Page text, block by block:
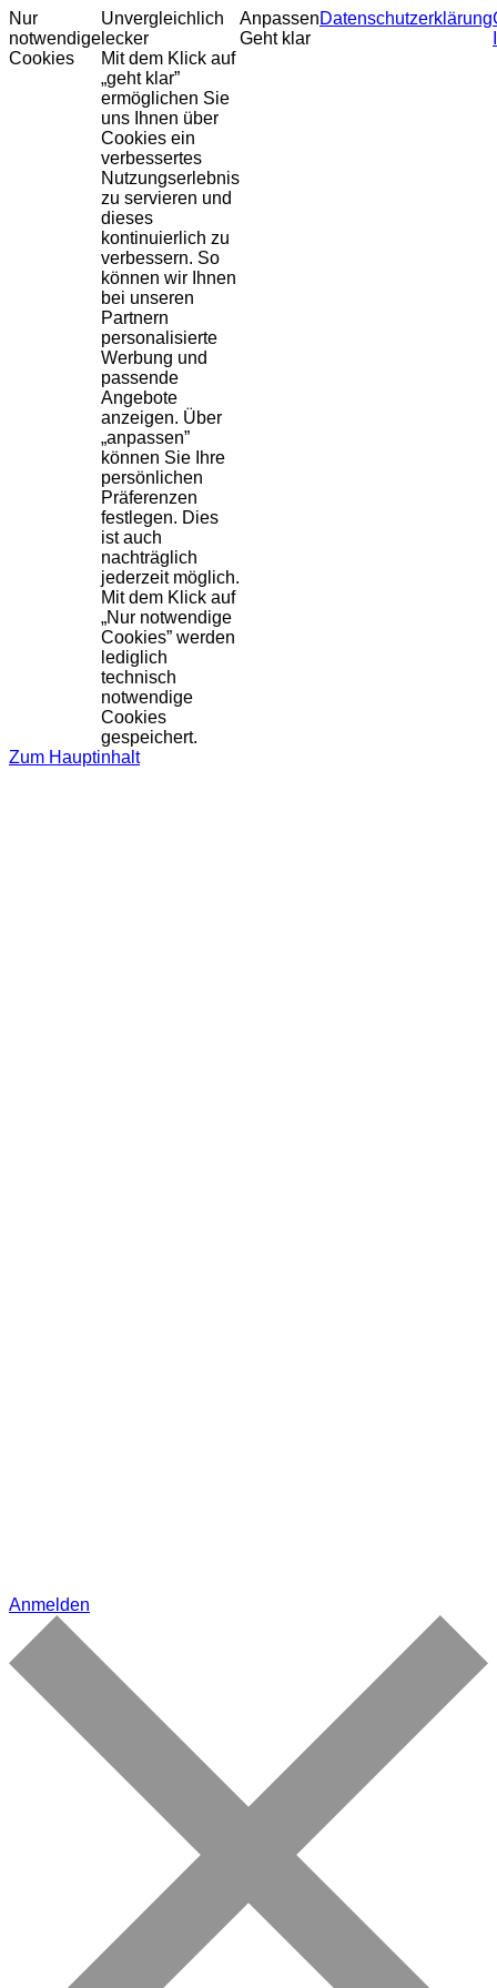
Nur
notwendige
Cookies
Unvergleichlich
lecker
Mit dem Klick auf
„geht klar”
ermöglichen Sie
uns Ihnen über
Cookies ein
verbessertes
Nutzungserlebnis
zu servieren und
dieses
kontinuierlich zu
verbessern. So
können wir Ihnen
bei unseren
Partnern
personalisierte
Werbung und
passende
Angebote
anzeigen. Über
„anpassen”
können Sie Ihre
persönlichen
Präferenzen
festlegen. Dies
ist auch
nachträglich
jederzeit möglich.
Mit dem Klick auf
„Nur notwendige
Cookies” werden
lediglich
technisch
notwendige
Cookies
gespeichert.
Anpassen
Geht klar
Datenschutzerklärung
Zum Hauptinhalt
Anmelden